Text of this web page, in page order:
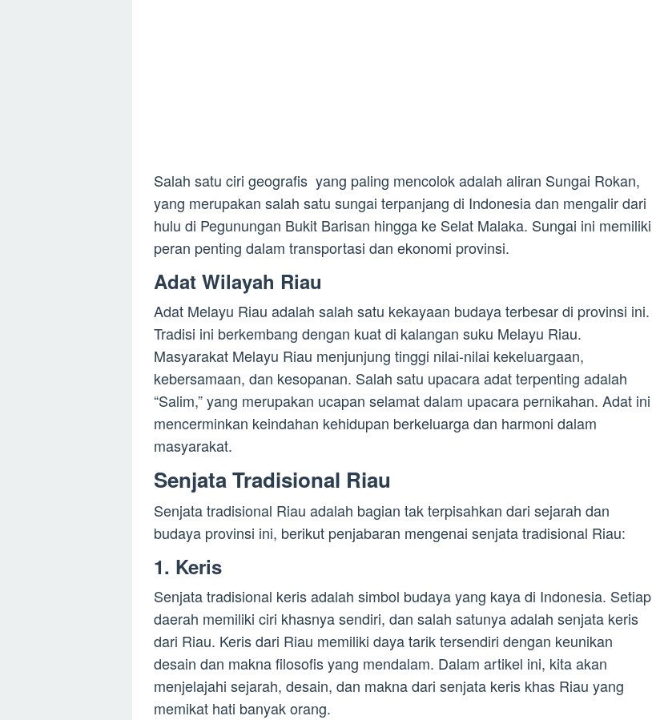
Salah satu ciri geografis yang paling mencolok adalah aliran Sungai Rokan,
yang merupakan salah satu sungai terpanjang di Indonesia dan mengalir dari
hulu di Pegunungan Bukit Barisan hingga ke Selat Malaka. Sungai ini memiliki
peran penting dalam transportasi dan ekonomi provinsi.
Adat Wilayah Riau
Adat Melayu Riau adalah salah satu kekayaan budaya terbesar di provinsi ini.
Tradisi ini berkembang dengan kuat di kalangan suku Melayu Riau.
Masyarakat Melayu Riau menjunjung tinggi nilai-nilai kekeluargaan,
kebersamaan, dan kesopanan. Salah satu upacara adat terpenting adalah
“Salim,” yang merupakan ucapan selamat dalam upacara pernikahan. Adat ini
mencerminkan keindahan kehidupan berkeluarga dan harmoni dalam
masyarakat.
Senjata Tradisional Riau
Senjata tradisional Riau adalah bagian tak terpisahkan dari sejarah dan
budaya provinsi ini, berikut penjabaran mengenai senjata tradisional Riau:
1. Keris
Senjata tradisional keris adalah simbol budaya yang kaya di Indonesia. Setiap
daerah memiliki ciri khasnya sendiri, dan salah satunya adalah senjata keris
dari Riau. Keris dari Riau memiliki daya tarik tersendiri dengan keunikan
desain dan makna filosofis yang mendalam. Dalam artikel ini, kita akan
menjelajahi sejarah, desain, dan makna dari senjata keris khas Riau yang
memikat hati banyak orang.